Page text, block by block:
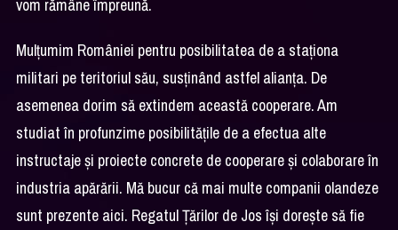
vom rămâne împreună.
Mulțumim României pentru posibilitatea de a staționa
militari pe teritoriul său, susținând astfel alianța. De
asemenea dorim să extindem această cooperare. Am
studiat în profunzime posibilitățile de a efectua alte
instructaje și proiecte concrete de cooperare și colaborare în
industria apărării. Mă bucur că mai multe companii olandeze
sunt prezente aici. Regatul Țărilor de Jos își dorește să fie